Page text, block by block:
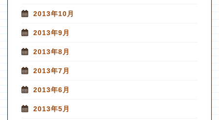
2013年10月
2013年9月
2013年8月
2013年7月
2013年6月
2013年5月